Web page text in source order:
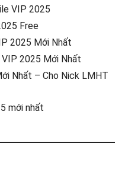
VIP 2025
Free
2025 Mới Nhất
VIP 2025 Mới Nhất
Nhất – Cho Nick LMHT
mới nhất